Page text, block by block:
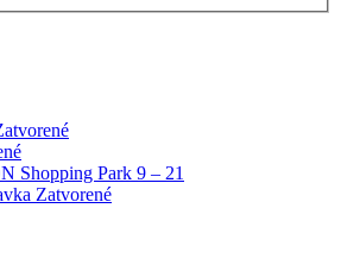
Shopping Park 9 – 21
Zatvorené